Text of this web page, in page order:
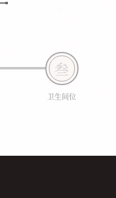
叁
卫生间位